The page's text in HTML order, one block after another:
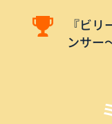
『ビ
ンサー